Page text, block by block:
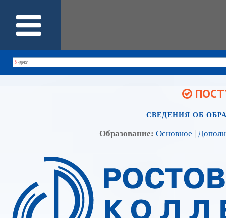
СВЕДЕНИЯ ОБ
Образование: Основное |